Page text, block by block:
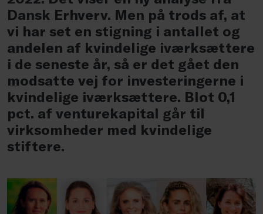
Dansk Erhverv. Men på trods af, at
vi har set en stigning i antallet og
andelen af kvindelige iværksættere
i de seneste år, så er det gået den
modsatte vej for investeringerne i
kvindelige iværksættere. Blot 0,1
pct. af venturekapital går til
virksomheder med kvindelige
stiftere.